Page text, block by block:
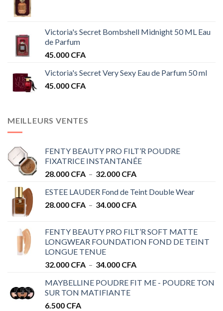
Victoria's Secret Bombshell Midnight 50 ML Eau
de Parfum
45.000 CFA
Victoria's Secret Very Sexy Eau de Parfum 50 ml
45.000 CFA
MEILLEURS VENTES
FENTY BEAUTY PRO FILT’R POUDRE
FIXATRICE INSTANTANÉE
28.000 CFA – 32.000 CFAPlage
prix :
28.000 CFA
ESTEE LAUDER Fond de Teint Double Wear
28.000 CFA – 34.000 CFAPlage
28.000 CFA
à
FENTY BEAUTY PRO FILT’R SOFT MATTE
LONGWEAR FOUNDATION FOND DE TEINT
LONGUE TENUE
32.000 CFA – 34.000 CFAPlage
prix :
MAYBELLINE POUDRE FIT ME - POUDRE TON
SUR TON MATIFIANTE
6.500 CFA